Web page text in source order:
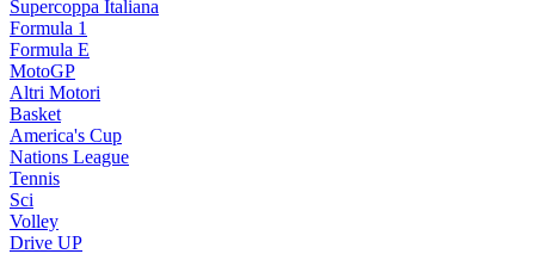
Supercoppa Italiana
Formula 1
Formula E
MotoGP
Altri Motori
Basket
America's Cup
Nations League
Tennis
Sci
Volley
Drive UP